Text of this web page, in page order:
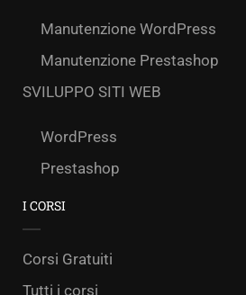
Manutenzione WordPress
Manutenzione Prestashop
SVILUPPO SITI WEB
WordPress
Prestashop
I CORSI
Corsi Gratuiti
Tutti i corsi